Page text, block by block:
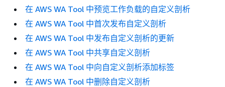
在 AWS WA Tool 中预览工作负载的自定义剖析
在 AWS WA Tool 中首次发布自定义剖析
在 AWS WA Tool 中发布自定义剖析的更新
在 AWS WA Tool 中共享自定义剖析
在 AWS WA Tool 中向自定义剖析添加标签
在 AWS WA Tool 中删除自定义剖析